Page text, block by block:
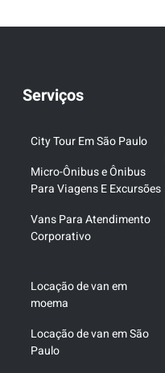
Serviços
City Tour Em São Paulo
Micro-Ônibus e Ônibus
Para Viagens E Excursões
Vans Para Atendimento
Corporativo
Locação de van em
moema
Locação de van em São
Paulo